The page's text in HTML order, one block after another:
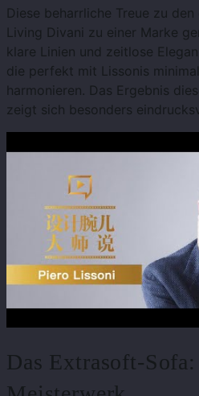
Diese beharrliche Treue zu
Living Divani zu einer Marke
klare Linien und zeitlose
die perfekt mit Lissonis
harmonieren. Das Ergebnis
zeigt sich besonders
Das Extrasoft-